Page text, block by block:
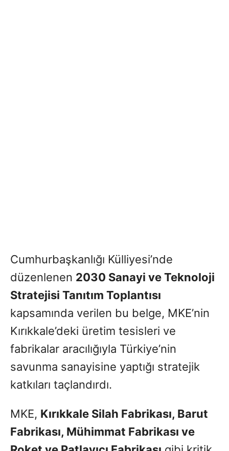
Cumhurbaşkanlığı Külliyesi’nde
düzenlenen 2030 Sanayi ve Teknoloji
Stratejisi Tanıtım Toplantısı
kapsamında verilen bu belge, MKE’nin
Kırıkkale’deki üretim tesisleri ve
fabrikalar aracılığıyla Türkiye’nin
savunma sanayisine yaptığı stratejik
katkıları taçlandırdı.
MKE, Kırıkkale Silah Fabrikası, Barut
Fabrikası, Mühimmat Fabrikası ve